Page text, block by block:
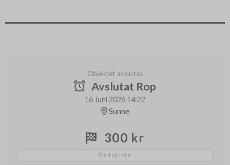
Objektet avslutas
Avslutat Rop
16 Juni 2026 14:22
Sunne
300 kr
Deltog inte